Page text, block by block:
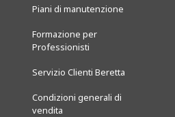
Piani di manutenzione
Formazione per
Professionisti
Servizio Clienti Beretta
Condizioni generali di
vendita